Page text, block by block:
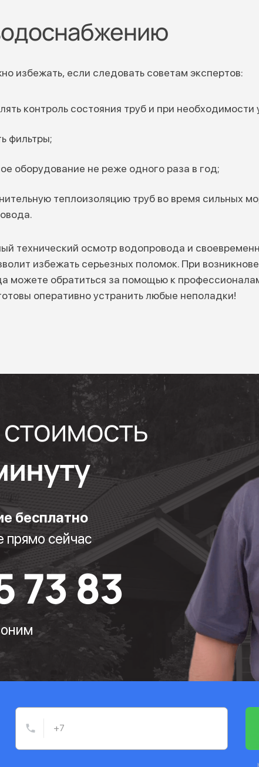
избежать, если следовать советам экспертов:
контроль состояния труб и при необходимости
фильтры;
оборудование не реже одного раза в год;
теплоизоляцию труб во время сильных
технический осмотр водопровода и
избежать серьезных поломок. При
можете обратиться за помощью к
оперативно устранить любые неполадки!
бесплатно
прямо сейчас
73 83